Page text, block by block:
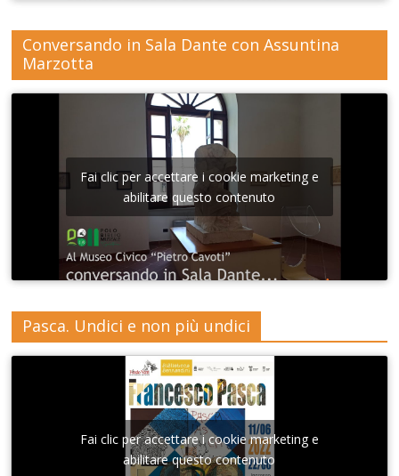
Conversando in Sala Dante con Assuntina
Marzotta
Fai clic per accettare i cookie marketing e
abilitare questo contenuto
Pasca. Undici e non più undici
Fai clic per accettare i cookie marketing e
abilitare questo contenuto